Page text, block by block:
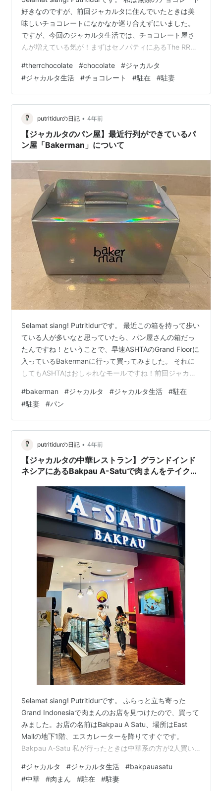
好きなのですが、前回ジャカルタに住んでいたときは美
味しいチョコレートになかなか巡り合えずにいました。
ですが、今回のジャカルタ生活では、チョコレート屋さ
んが増えている気が！まずはセノパティにあるThe RR
に現れた綺麗なお店。 The RR Chocolate 店内は、1階が
ケーキ、ソフトクリーム、箱詰めのチョコレートなど。2
階が今回買ったボンボン、プラリネ、トリュフ。3階がカ
フェとなっていました。カフェではご飯も食べられるそ
うです。カフェは、平日のお昼に…
#therrchocolate #chocolate #ジャカルタ
#ジャカルタ生活 #チョコレート #駐在 #駐妻
putritidurの日記 • 4年前
【ジャカルタのパン屋】最近行列ができているパ
ン屋「Bakerman」について
Selamat siang! Putritidurです。 最近この箱を持って歩い
ている人が多いなと思っていたら、パン屋さんの箱だっ
たんですね！ということで、早速ASHTAのGrand Floorに
入っているBakermanに行って買ってみました。 それに
してもASHTAはおしゃれなモールですね！前回ジャカル
だろうと思ったり、工事が終わった後は、いつになった
ら開くんだろうなと思ったりしているうちに、異動にな
ってしまいました。オープンしたての頃の様子を知人に
聞いたときも、テナントが入っていないと言っていたた
め、大丈夫かなと勝手に心配していました。が…
#bakerman #ジャカルタ #ジャカルタ生活 #駐在
#駐妻 #パン
putritidurの日記 • 4年前
【ジャカルタの中華レストラン】グランドインド
ネシアにあるBakpau A-Satuで肉まんをテイクア
Selamat siang! Putritidurです。 ふらっと立ち寄った
Grand Indonesiaで肉まんのお店を見つけたので、買って
みました。お店の名前はBakpau A Satu、場所はEast
Mallの地下1階、エスカレーターを降りてすぐです。
Bakpau A-Satu 私が行ったときは中華系の方が2人買い
た。本場の方々が買っているので、味しいのではないか
と期待が膨らみました。 ショーケースの中には肉まんが
#ジャカルタ #ジャカルタ生活 #bakpauasatu
#中華 #肉まん #駐在 #駐妻